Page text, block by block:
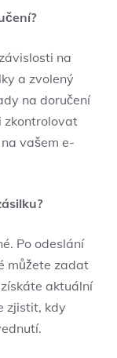
na⁤
a zvolený
na‍ doručení
zkontrolovat
vašem‌ e-
Po odeslání
můžete ​zadat
⁤aktuální
zjistit, kdy